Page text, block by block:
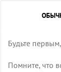
Будьте
Помните, что